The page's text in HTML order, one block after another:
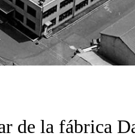
de la fábrica